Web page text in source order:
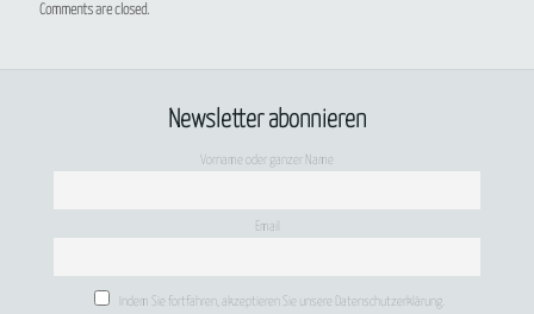
Comments are closed.
Newsletter abonnieren
Vorname oder ganzer Name
Email
Indem Sie fortfahren, akzeptieren Sie unsere Datenschutzerklärung.